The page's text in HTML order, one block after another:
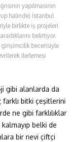
yapılmasının
halinde) İstanbul
birlikte iş projeleri
belirtiyor.
girişimcilik becerisiyle
ilerlemesi
gibi alanlarda da
farklı bitki çeşitlerini
ne gibi farklılıklar
belki de
bir nevi çiftçi